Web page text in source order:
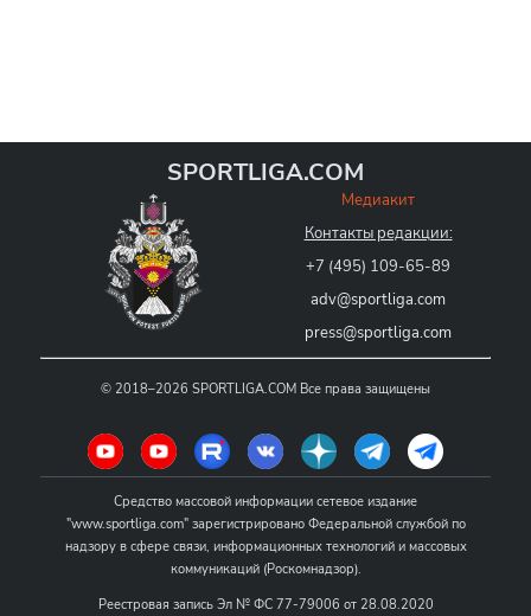
SPORTLIGA.COM
Медиакит
Контакты редакции:
+7 (495) 109-65-89
adv@sportliga.com
press@sportliga.com
© 2018–2026 SPORTLIGA.COM Все права защищены
Средство массовой информации сетевое издание
"www.sportliga.com" зарегистрировано Федеральной службой по
надзору в сфере связи, информационных технологий и массовых
коммуникаций (Роскомнадзор).
Реестровая запись Эл № ФС 77-79006 от 28.08.2020